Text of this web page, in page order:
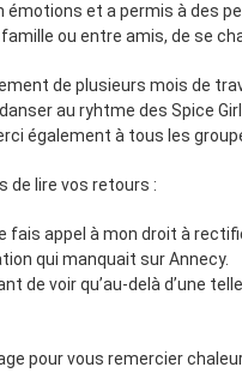
émotions et a permis à des
ou entre amis, de se
de plusieurs mois de
au ryhtme des Spice
également à tous les
de lire vos retours :
fais appel à mon droit à
qui manquait sur Annecy.
de voir qu’au-delà d’une
pour vous remercier